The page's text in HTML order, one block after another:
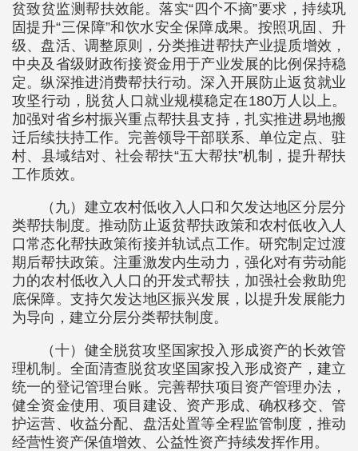
贫致贫监测帮扶效能。落实“四个不摘”要求，持续巩
固提升“三保障”和饮水安全保障成果。按照巩固、升
级、盘活、调整原则，分类推进帮扶产业提质增效，
中央及省级财政衔接资金用于产业发展的比例保持稳
定。纵深推进消费帮扶行动。深入开展防止返贫就业
攻坚行动，脱贫人口就业规模稳定在180万人以上。
加强对省乡村振兴重点帮扶县支持，扎实推进易地搬
迁后续扶持工作。完善领导干部联系、单位定点、驻
村、县域结对、社会帮扶“五大帮扶”机制，提升帮扶
工作质效。
（九）建立农村低收入人口和欠发达地区分层分
类帮扶制度。推动防止返贫帮扶政策和农村低收入人
口常态化帮扶政策衔接并轨试点工作。研究制定过渡
期后帮扶政策。注重激发内生动力，强化对有劳动能
力的农村低收入人口的开发式帮扶，加强社会救助兜
底保障。支持欠发达地区振兴发展，以提升发展能力
为导向，建立分层分类帮扶制度。
（十）健全脱贫攻坚国家投入形成资产的长效管
理机制。全面清查脱贫攻坚国家投入形成资产，建立
统一的登记管理台账。完善帮扶项目资产管理办法，
健全资金使用、项目建设、资产形成、确权移交、管
护运营、收益分配、盘活处置等全程监管制度，推动
经营性资产保值增效、公益性资产持续发挥作用。